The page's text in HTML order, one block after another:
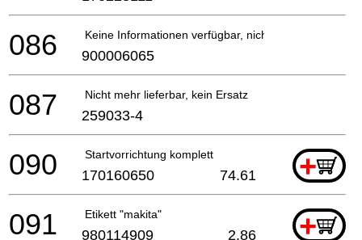
Keine Informationen verfügbar, nicht bestellbar
086 900006065
Nicht mehr lieferbar, kein Ersatz
087 259033-4
Startvorrichtung komplett +
090 170160650 74.61
Etikett "makita" +
091 980114909 2.86